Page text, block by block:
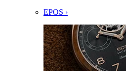
EPOS ›